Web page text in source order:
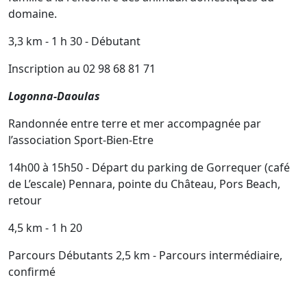
domaine.
3,3 km - 1 h 30 - Débutant
Inscription au 02 98 68 81 71
Logonna-Daoulas
Randonnée entre terre et mer accompagnée par
l’association Sport-Bien-Etre
14h00 à 15h50 - Départ du parking de Gorrequer (café
de L’escale) Pennara, pointe du Château, Pors Beach,
retour
4,5 km - 1 h 20
Parcours Débutants 2,5 km - Parcours intermédiaire,
confirmé